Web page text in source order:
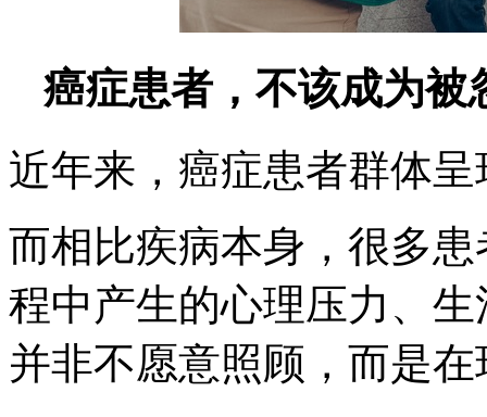
癌症患者，不该成为被
近年来，癌症患者群体
而相比疾病本身，很多
程中产生的心理压力、
并非不愿意照顾，而是